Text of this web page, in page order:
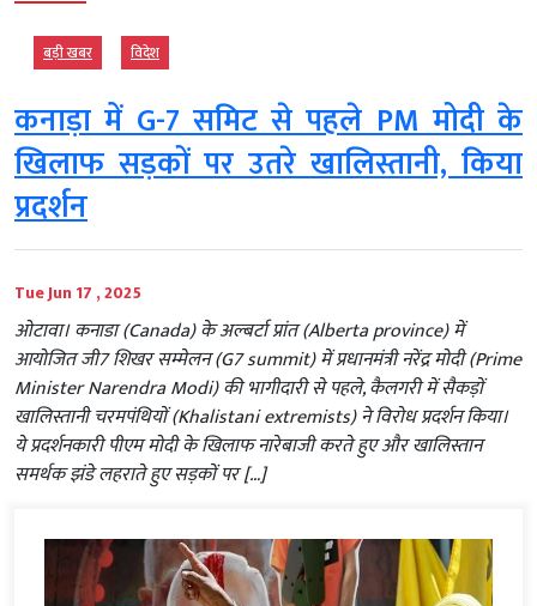
बड़ी खबर विदेश
कनाड़ा में G-7 समिट से पहले PM मोदी के
खिलाफ सड़कों पर उतरे खालिस्तानी, किया
प्रदर्शन
Tue Jun 17 , 2025
ओटावा। कनाडा (Canada) के अल्बर्टा प्रांत (Alberta province) में
आयोजित जी7 शिखर सम्मेलन (G7 summit) में प्रधानमंत्री नरेंद्र मोदी (Prime
Minister Narendra Modi) की भागीदारी से पहले, कैलगरी में सैकड़ों
खालिस्तानी चरमपंथियों (Khalistani extremists) ने विरोध प्रदर्शन किया।
ये प्रदर्शनकारी पीएम मोदी के खिलाफ नारेबाजी करते हुए और खालिस्तान
समर्थक झंडे लहराते हुए सड़कों पर […]